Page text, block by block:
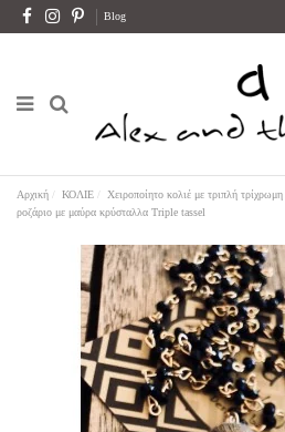
Blog
Αρχική ΚΟΛΙΕ
Χειροποίητο κολιέ με τριπλή
ροζάριο με μαύρα κρύσταλλα Triple tassel